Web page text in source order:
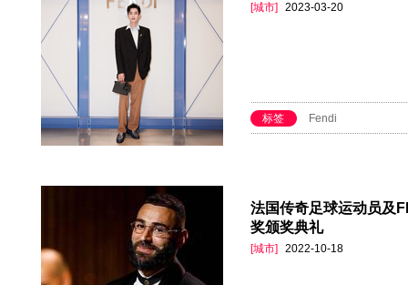
[城市] 2023-03-20
标签 Fendi
法国传奇足球运动员及
奖颁奖典礼
[城市] 2022-10-18